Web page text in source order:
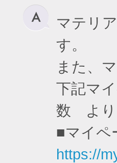
マテリ
す。
また、
下記マ
数 より
■マイペ
https://